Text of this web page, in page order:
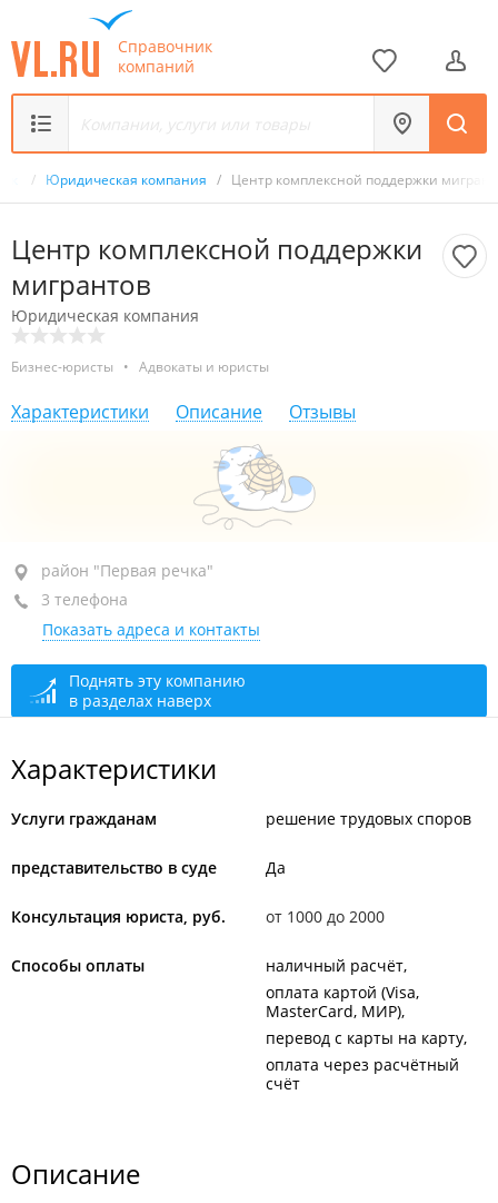
Справочник
компаний
/ Юридическая компания / Центр комплексной поддержки
Центр комплексной поддержки
мигрантов
Юридическая компания
Бизнес-юристы • Адвокаты и юристы
Характеристики Описание Отзывы
район "Первая речка", пр-т Океанский, 69
БЦ "Капитал", 5-й этаж, оф. 501
+7 (423) 261-49-79
+7 (423) 261-49-60
+7 (423) 253-39-31
район "Первая речка"
3 телефона
Показать адреса и контакты
Поднять эту компанию
в разделах наверх
Характеристики
Услуги гражданам решение трудовых споров
представительство в суде Да
Консультация юриста, руб. от 1000 до 2000
Способы оплаты
наличный расчёт
оплата картой (Visa,
MasterCard, МИР)
перевод с карты на карту
оплата через расчётный
счёт
Описание